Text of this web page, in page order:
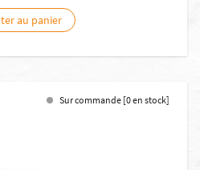
au panier
Sur commande [0 en stock]